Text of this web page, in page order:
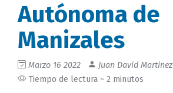
Autónoma de
Manizales
Marzo 16 2022
Juan David Martinez
Tiempo de lectura ~ 2 minutos